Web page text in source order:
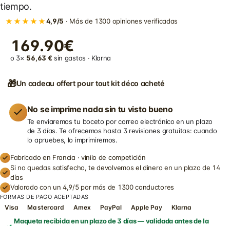
tiempo.
★★★★★4,9/5 · Más de 1300 opiniones verificadas
169.90€
o 3× 56,63 € sin gastos · Klarna
🎁Un cadeau offert pour tout kit déco acheté
No se imprime nada sin tu visto bueno
Te enviaremos tu boceto por correo electrónico en un plazo
de 3 días. Te ofrecemos hasta 3 revisiones gratuitas: cuando
lo apruebes, lo imprimiremos.
Fabricado en Francia · vinilo de competición
Si no quedas satisfecho, te devolvemos el dinero en un plazo de 14
días
Valorado con un 4,9/5 por más de 1300 conductores
FORMAS DE PAGO ACEPTADAS
Visa Mastercard Amex PayPal Apple Pay Klarna
Maqueta recibida en un plazo de 3 días — validada antes de la